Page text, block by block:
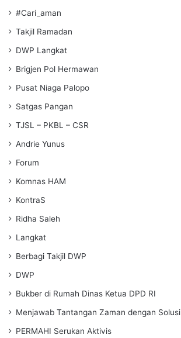
#Cari_aman
Takjil Ramadan
DWP Langkat
Brigjen Pol Hermawan
Pusat Niaga Palopo
Satgas Pangan
TJSL – PKBL – CSR
Andrie Yunus
Forum
Komnas HAM
KontraS
Ridha Saleh
Langkat
Berbagi Takjil DWP
DWP
Bukber di Rumah Dinas Ketua DPD RI
Menjawab Tantangan Zaman dengan Solusi
PERMAHI Serukan Aktivis